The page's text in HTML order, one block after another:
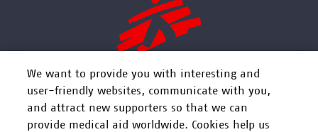
FOLGEN SIE UNS
We want to provide you with interesting and
user-friendly websites, communicate with you,
and attract new supporters so that we can
provide medical aid worldwide. Cookies help us